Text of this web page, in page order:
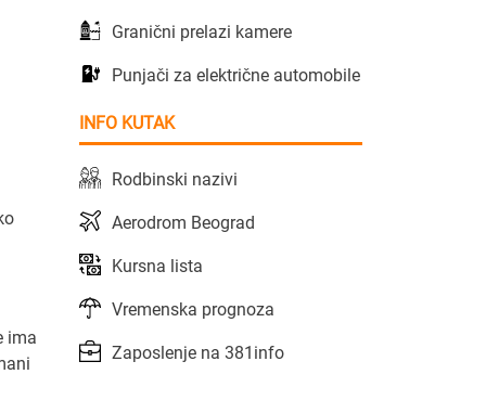
ima
Granični prelazi kamere
Punjači za električne automobile
INFO KUTAK
Rodbinski nazivi
Aerodrom Beograd
Kursna lista
Vremenska prognoza
Zaposlenje na 381info